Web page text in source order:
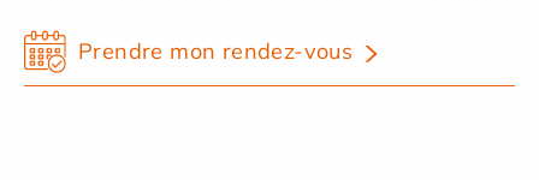
Prendre mon rendez-vous